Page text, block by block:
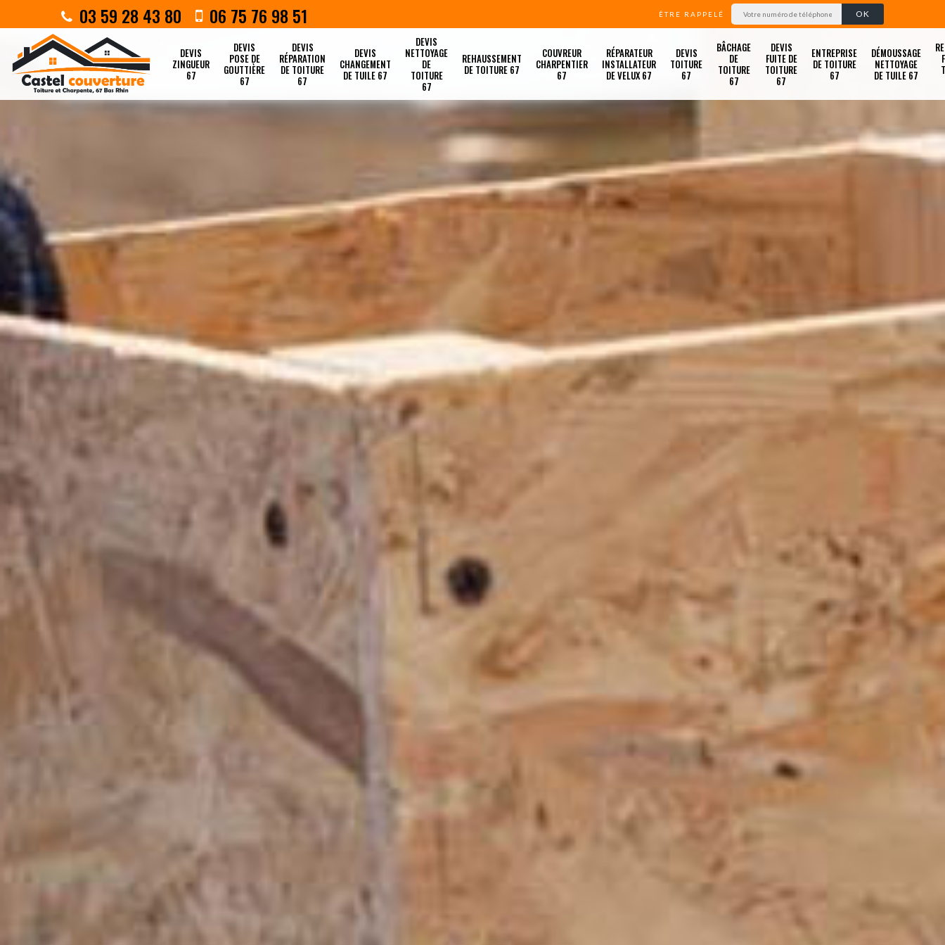
03 59 28 43 80 06 75 76 98 51 ÊTRE RAPPELÉ
DEVIS
ZINGUEUR
67
DEVIS
POSE DE
GOUTTIÈRE
67
DEVIS
RÉPARATION
DE TOITURE
67
DEVIS
CHANGEMENT
DE TUILE 67
DEVIS
NETTOYAGE
DE
TOITURE
67
REHAUSSEMENT
DE TOITURE 67
COUVREUR
CHARPENTIER
67
RÉPARATEUR
INSTALLATEUR
DE VELUX 67
DEVIS
TOITURE
67
BÂCHAGE
DE
TOITURE
67
DEVIS
FUITE DE
TOITURE
67
ENTREPRISE
DE TOITURE
67
DÉMOUSSAGE
NETTOYAGE
DE TUILE 67